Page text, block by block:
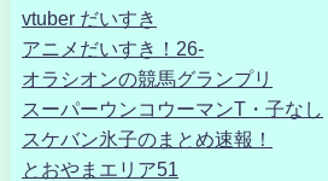
vtuber だいすき
アニメだいすき！26-
オラシオンの競馬グランプリ
スーパーウンコウーマンT・子なし
スケバン氷子のまとめ速報！
とおやまエリア51